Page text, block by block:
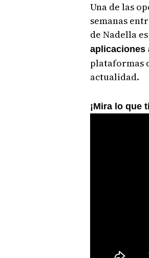
Una de las
semanas
de Nadella
aplicaciones
plataformas
actualidad.
¡Mira lo que